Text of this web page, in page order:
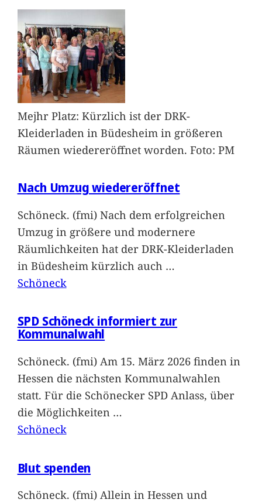
Mejhr Platz: Kürzlich ist der DRK-
Kleiderladen in Büdesheim in größeren
Räumen wiedereröffnet worden. Foto: PM
Nach Umzug wiedereröffnet
Schöneck. (fmi) Nach dem erfolgreichen
Umzug in größere und modernere
Räumlichkeiten hat der DRK-Kleiderladen
in Büdesheim kürzlich auch …
Schöneck
SPD Schöneck informiert zur
Kommunalwahl
Schöneck. (fmi) Am 15. März 2026 finden in
Hessen die nächsten Kommunalwahlen
statt. Für die Schönecker SPD Anlass, über
die Möglichkeiten …
Schöneck
Blut spenden
Schöneck. (fmi) Allein in Hessen und